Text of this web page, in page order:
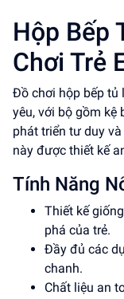
Hộp Bếp
Chơi Trẻ
Đồ chơi hộp bếp tủ
yêu, với bộ gồm kệ
phát triển tư duy
này được thiết kế
Tính Năng
Thiết kế
phá của trẻ.
Đầy đủ các
chanh.
Chất liệu an